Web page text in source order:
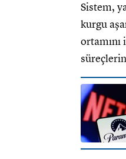
Sistem,
kurgu